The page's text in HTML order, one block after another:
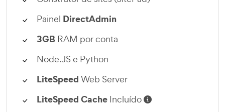
Painel DirectAdmin
3GB RAM por conta
Node.JS e Python
LiteSpeed Web Server
LiteSpeed Cache Incluído